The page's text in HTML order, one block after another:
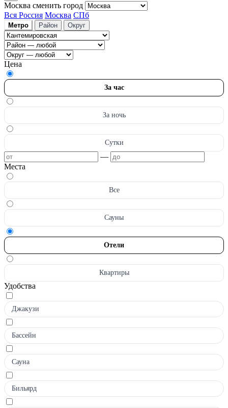
Москва сменить город
Вся Россия Москва СПб
Метро Район Округ
Цена
За час
За ночь
Сутки
—
Места
Все
Сауны
Отели
Квартиры
Удобства
Джакузи
Бассейн
Сауна
Бильярд